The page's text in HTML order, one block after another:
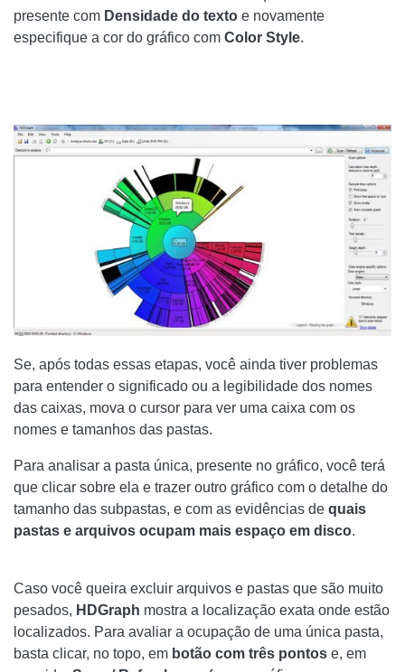
presente com Densidade do texto e novamente
especifique a cor do gráfico com Color Style.
Se, após todas essas etapas, você ainda tiver problemas
para entender o significado ou a legibilidade dos nomes
das caixas, mova o cursor para ver uma caixa com os
nomes e tamanhos das pastas.
Para analisar a pasta única, presente no gráfico, você terá
que clicar sobre ela e trazer outro gráfico com o detalhe do
tamanho das subpastas, e com as evidências de quais
pastas e arquivos ocupam mais espaço em disco.
Caso você queira excluir arquivos e pastas que são muito
pesados, HDGraph mostra a localização exata onde estão
localizados. Para avaliar a ocupação de uma única pasta,
basta clicar, no topo, em botão com três pontos e, em